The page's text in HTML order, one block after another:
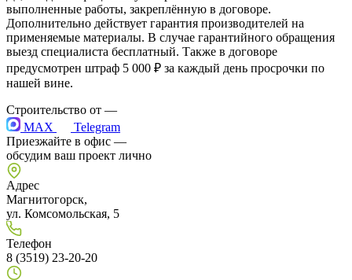
выполненные работы, закреплённую в договоре.
Дополнительно действует гарантия производителей на
применяемые материалы. В случае гарантийного обращения
выезд специалиста бесплатный. Также в договоре
предусмотрен штраф 5 000 ₽ за каждый день просрочки по
нашей вине.
Строительство от —
MAX
Telegram
Приезжайте в офис —
обсудим ваш проект лично
Адрес
Магнитогорск,
ул. Комсомольская, 5
Телефон
8 (3519) 23-20-20